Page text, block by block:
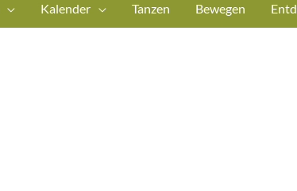
Kalender Tanzen Bewegen